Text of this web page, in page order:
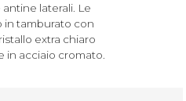
laterali. Le
in tamburato con
extra chiaro
in acciaio cromato.